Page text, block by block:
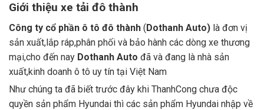
Giới thiệu xe tải đô thành
Công ty cổ phần ô tô đô thành (Dothanh Auto) là đơn vị
sản xuất,lắp ráp,phân phối và bảo hành các dòng xe thương
mại,cho đến nay Dothanh Auto đã và đang là nhà sản
xuất,kinh doanh ô tô uy tín tại Việt Nam
Như chúng ta đã biết trước đây khi ThanhCong chưa độc
quyền sản phẩm Hyundai thì các sản phẩm Hyundai nhập về